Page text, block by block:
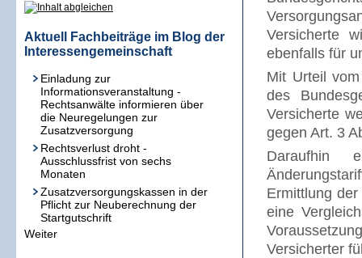
Aktuell Fachbeiträge im Blog der
Interessengemeinschaft
Einladung zur
Informationsveranstaltung -
Rechtsanwälte informieren über
die Neuregelungen zur
Zusatzversorgung
Rechtsverlust droht -
Ausschlussfrist von sechs
Monaten
Zusatzversorgungskassen in der
Pflicht zur Neuberechnung der
Startgutschrift
Weiter
Versicherte
ebenfalls für
Mit Urteil
des
Versicherte
gegen Art. 3
Daraufhin
Ermittlung
eine
Versicherter